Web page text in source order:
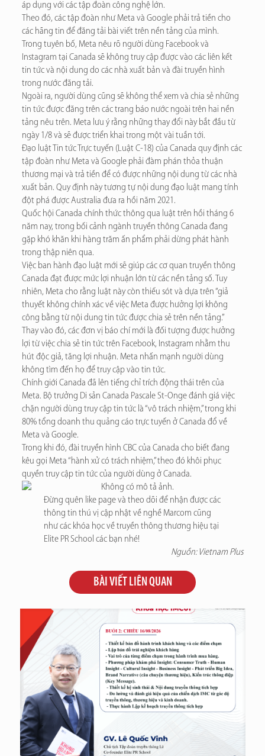
áp dụng với các tập đoàn công nghệ lớn.
Theo đó, các tập đoàn như Meta và Google phải trả tiền cho
các hãng tin để đăng tải bài viết trên nền tảng của mình.
Trong tuyên bố, Meta nêu rõ người dùng Facebook và
Instagram tại Canada sẽ không truy cập được vào các liên kết
tin tức và nội dung do các nhà xuất bản và đài truyền hình
trong nước đăng tải.
Ngoài ra, người dùng cũng sẽ không thể xem và chia sẻ những
tin tức được đăng trên các trang báo nước ngoài trên hai nền
tảng nêu trên. Meta lưu ý rằng những thay đổi này bắt đầu từ
ngày 1/8 và sẽ được triển khai trong một vài tuần tới.
Đạo luật Tin tức Trực tuyến (Luật C-18) của Canada quy định các
tập đoàn như Meta và Google phải đàm phán thỏa thuận
thương mại và trả tiền để có được những nội dung từ các nhà
xuất bản. Quy định này tương tự nội dung đạo luật mang tính
đột phá được Australia đưa ra hồi năm 2021.
Quốc hội Canada chính thức thông qua luật trên hồi tháng 6
năm nay, trong bối cảnh ngành truyền thông Canada đang
gặp khó khăn khi hàng trăm ấn phẩm phải dừng phát hành
trong thập niên qua.
Việc ban hành đạo luật mới sẽ giúp các cơ quan truyền thông
Canada đạt được mức lợi nhuận lớn từ các nền tảng số. Tuy
nhiên, Meta cho rằng luật này còn thiếu sót và dựa trên “giả
thuyết không chính xác về việc Meta được hưởng lợi không
công bằng từ nội dung tin tức được chia sẻ trên nền tảng.”
Thay vào đó, các đơn vị báo chí mới là đối tượng được hưởng
lợi từ việc chia sẻ tin tức trên Facebook, Instagram nhằm thu
hút độc giả, tăng lợi nhuận. Meta nhấn mạnh người dùng
không tìm đến họ để truy cập vào tin tức.
Chính giới Canada đã lên tiếng chỉ trích động thái trên của
Meta. Bộ trưởng Di sản Canada Pascale St-Onge đánh giá việc
chặn người dùng truy cập tin tức là “vô trách nhiệm,” trong khi
80% tổng doanh thu quảng cáo trực tuyến ở Canada đổ về
Meta và Google.
Trong khi đó, đài truyền hình CBC của Canada cho biết đang
kêu gọi Meta “hành xử có trách nhiệm,” theo đó khôi phục
quyền truy cập tin tức của người dùng ở Canada.
Đừng quên like page và theo dõi để nhận được các
thông tin thú vị cập nhật về nghề Marcom cũng
như các khóa học về truyền thông thương hiệu tại
Elite PR School các bạn nhé!
Nguồn: Vietnam Plus
BÀI VIẾT LIÊN QUAN